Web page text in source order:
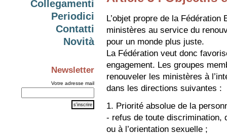
Collegamenti
Periodici
Contatti
Novità
Newsletter
Votre adresse mail
L’objet propre de la
ministères au service du
pour un monde plus juste.
La Fédération veut donc
engagement. Les groupes
renouveler les ministères à
dans les directions suivantes :
1. Priorité absolue de la
- refus de toute discrimination,
ou à l’orientation sexuelle ;